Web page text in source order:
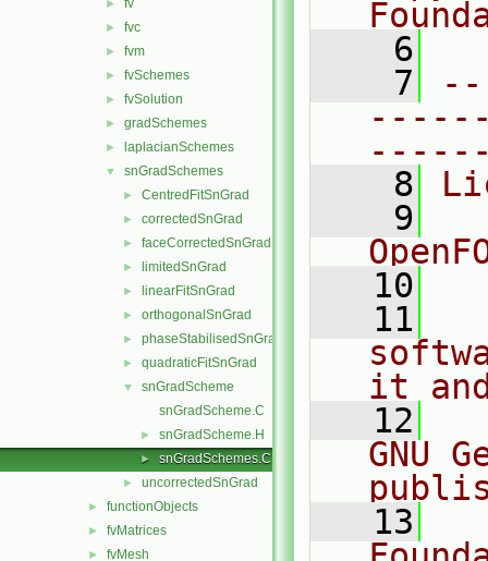
► fv
► fvc
► fvm
► fvSchemes
► fvSolution
► gradSchemes
► laplacianSchemes
▼ snGradSchemes
► CentredFitSnGrad
► correctedSnGrad
► faceCorrectedSnGrad
► limitedSnGrad
► linearFitSnGrad
► orthogonalSnGrad
► phaseStabilisedSnGrad
► quadraticFitSnGrad
▼
snGradScheme
snGradScheme.C
► snGradScheme.H
► snGradSchemes.C
► uncorrectedSnGrad
► functionObjects
► fvMatrices
► fvMesh
    6
    7
    8
    9
   10
   11
it
   12
GNU
   13